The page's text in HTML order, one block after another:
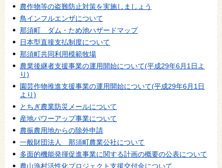
農作物等の盗難防止対策を実施しましょう
鳥インフルエンザについて
那須町 ダム・ため池ハザードマップ
日本型直接支払制度について
那須町共同利用模範牧場
農業後継者支援事業の運用開始について(平成29年6月1日よ
り)
園芸作物推進支援事業の運用開始について(平成29年6月1日
より)
とちぎ農業防災メールについて
産地パワーアップ事業について
農振農用地からの除外申請
一般財団法人 那須町農業公社について
多面的機能発揮促進事業に関する計画の概要の公表について
農山漁村活性化プロジェクト支援交付金について